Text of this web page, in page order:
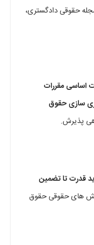
حقوقی دادگستری،
اساسی مقررات
سازی حقوق
پذیرش.
قدرت تا تضمین
های حقوقی حقوق